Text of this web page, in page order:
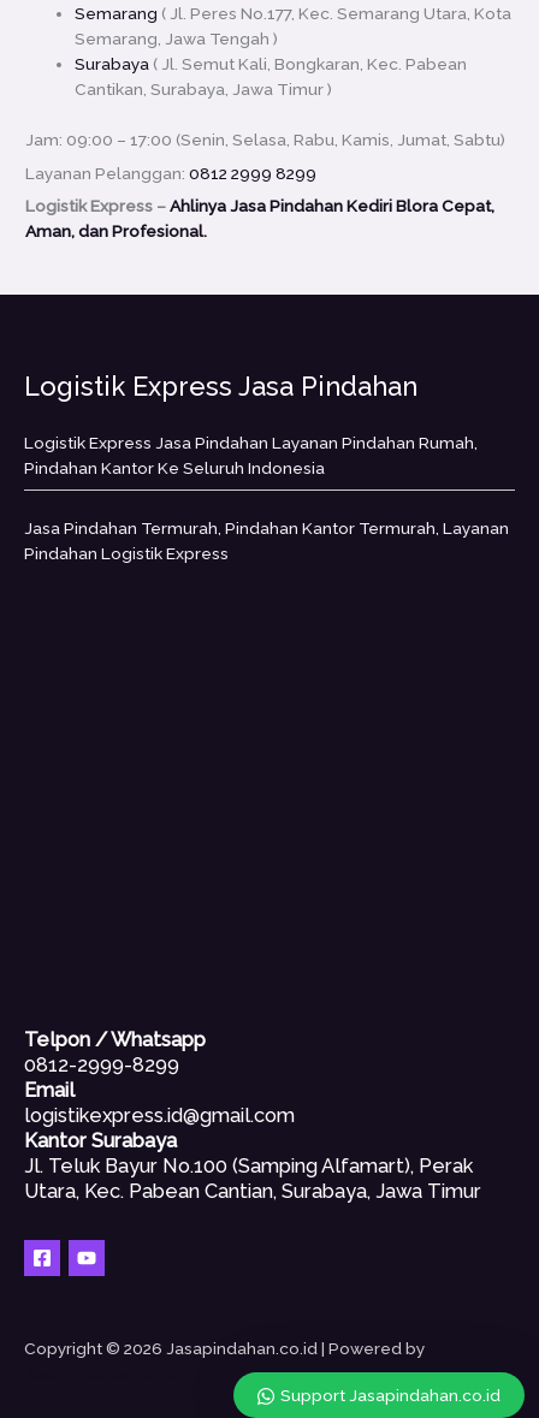
Semarang ( Jl. Peres No.177, Kec. Semarang Utara, Kota
Semarang, Jawa Tengah )
Surabaya ( Jl. Semut Kali, Bongkaran, Kec. Pabean
Cantikan, Surabaya, Jawa Timur )
Jam: 09:00 – 17:00 (Senin, Selasa, Rabu, Kamis, Jumat, Sabtu)
Layanan Pelanggan:0812 2999 8299
Logistik Express –Ahlinya Jasa Pindahan Kediri Blora Cepat,
Aman, dan Profesional.
Logistik Express Jasa Pindahan
Logistik Express Jasa Pindahan Layanan Pindahan Rumah,
Pindahan Kantor Ke Seluruh Indonesia
Jasa Pindahan Termurah, Pindahan Kantor Termurah, Layanan
Pindahan Logistik Express
Telpon / Whatsapp
0812-2999-8299
Email
logistikexpress.id@gmail.com
Kantor Surabaya
Jl. Teluk Bayur No.100 (Samping Alfamart), Perak
Utara, Kec. Pabean Cantian, Surabaya, Jawa Timur
Copyright © 2026 Jasapindahan.co.id | Powered by
Support Jasapindahan.co.id